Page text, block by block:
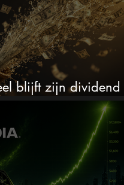
blijft zijn dividend
wat er ook gebeurt